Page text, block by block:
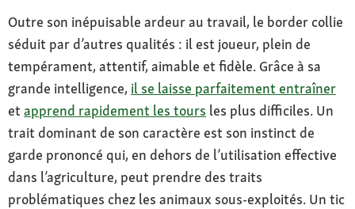
Outre son inépuisable ardeur au travail, le border collie
séduit par d’autres qualités : il est joueur, plein de
tempérament, attentif, aimable et fidèle. Grâce à sa
grande intelligence, il se laisse parfaitement entraîner
et apprend rapidement les tours les plus difficiles. Un
trait dominant de son caractère est son instinct de
garde prononcé qui, en dehors de l’utilisation effective
dans l’agriculture, peut prendre des traits
problématiques chez les animaux sous-exploités. Un tic